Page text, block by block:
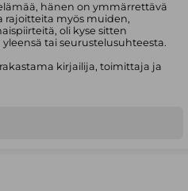
hänen on ymmärrettävä
rajoitteita myös muiden,
oli kyse sitten
tai seurustelusuhteesta.
kirjailija, toimittaja ja